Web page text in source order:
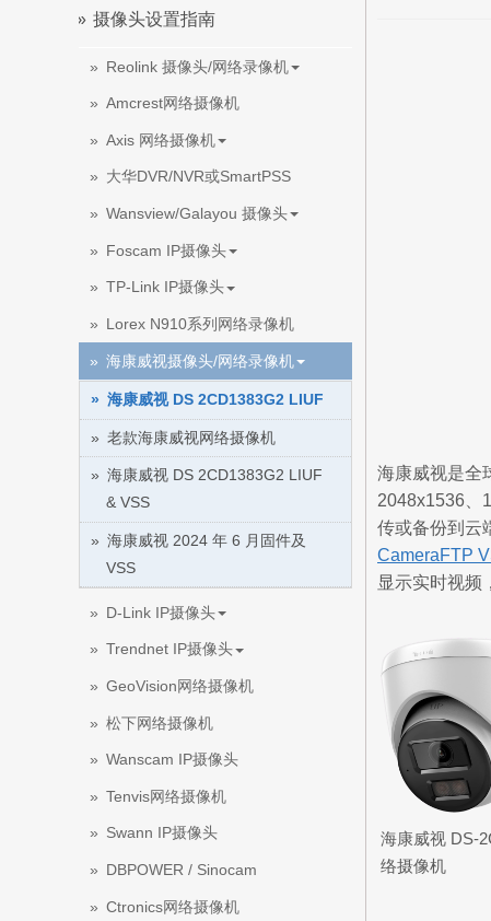
摄像头设置指南
Reolink 摄像头/网络录像机
Amcrest网络摄像机
Axis 网络摄像机
大华DVR/NVR或SmartPSS
Wansview/Galayou 摄像头
Foscam IP摄像头
TP-Link IP摄像头
Lorex N910系列网络录像机
海康威视摄像头/网络录像机
海康威视 DS 2CD1383G2 LIUF
老款海康威视网络摄像机
海康威视 DS 2CD1383G2 LIUF
& VSS
海康威视 2024 年 6 月固件及
VSS
D-Link IP摄像头
Trendnet IP摄像头
GeoVision网络摄像机
松下网络摄像机
Wanscam IP摄像头
Tenvis网络摄像机
Swann IP摄像头
DBPOWER / Sinocam
Ctronics网络摄像机
海康威视是全
2048x1536、
传或备份到云
CameraFTP
显示实时视频
海康威视 DS-
络摄像机